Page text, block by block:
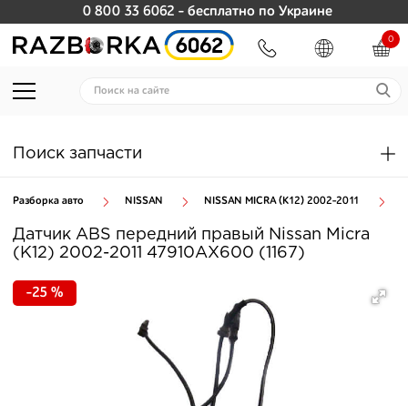
0 800 33 6062 - бесплатно по Украине
0
Поиск запчасти
Разборка авто NISSAN NISSAN MICRA (K12) 2002-2011
Датчик ABS передний правый Nissan Micra
(K12) 2002-2011 47910AX600 (1167)
-25 %